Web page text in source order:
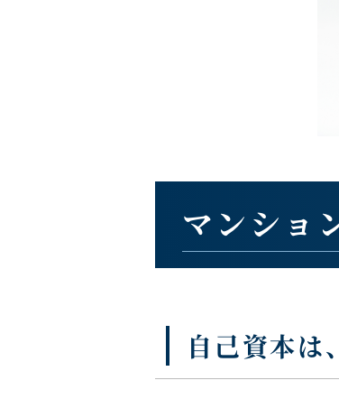
マンショ
自己資本は